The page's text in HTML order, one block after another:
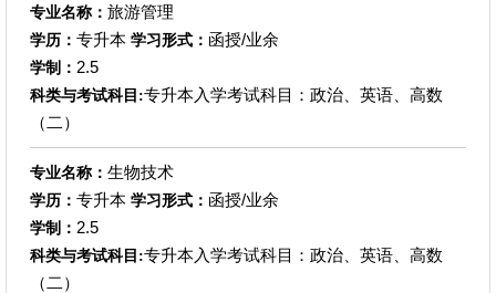
专业名称： 旅游管理
学历： 专升本 学习形式： 函授/业余
学制： 2.5
科类与考试科目:专升本入学考试科目：政治、英语、高数
（二）
专业名称： 生物技术
学历： 专升本 学习形式： 函授/业余
学制： 2.5
科类与考试科目:专升本入学考试科目：政治、英语、高数
（二）